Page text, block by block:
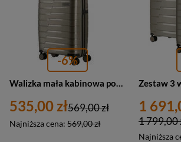
-6%
535,00 zł
Najniższa cena: 569,00 zł
569,00 zł 1
Najniższa
1 799,00